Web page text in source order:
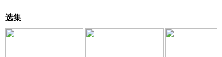
选集